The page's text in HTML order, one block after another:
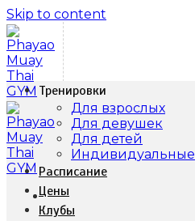
Skip to content
Тренировки
Для взрослых
Для девушек
Для детей
Индивидуальные
Расписание
Цены
Клубы